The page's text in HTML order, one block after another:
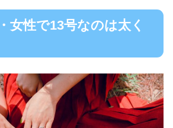
女性で13号なのは太く